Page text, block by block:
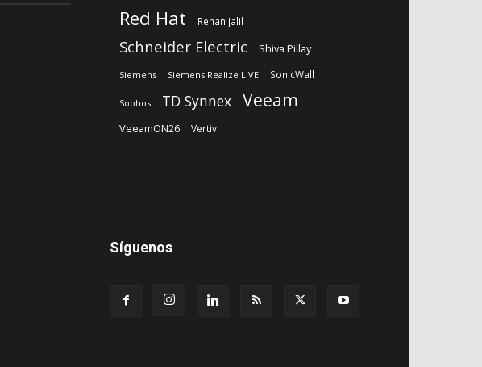
Red Hat Rehan Jalil
Schneider Electric Shiva Pillay
Siemens Siemens Realize LIVE SonicWall
Sophos TD Synnex Veeam
VeeamON26 Vertiv
Síguenos